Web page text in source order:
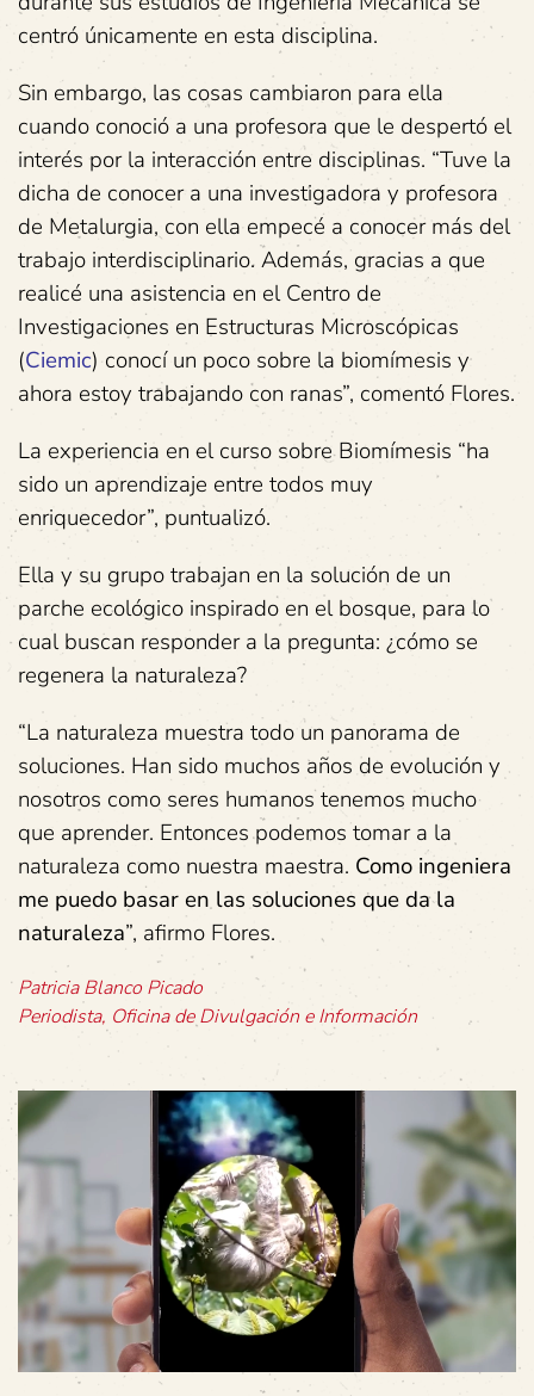
centró únicamente en esta disciplina.
Sin embargo, las cosas cambiaron para ella
cuando conoció a una profesora que le despertó el
interés por la interacción entre disciplinas. “Tuve la
dicha de conocer a una investigadora y profesora
de Metalurgia, con ella empecé a conocer más del
trabajo interdisciplinario. Además, gracias a que
realicé una asistencia en el Centro de
Investigaciones en Estructuras Microscópicas
(Ciemic) conocí un poco sobre la biomímesis y
ahora estoy trabajando con ranas”, comentó Flores.
La experiencia en el curso sobre Biomímesis “ha
sido un aprendizaje entre todos muy
enriquecedor”, puntualizó.
Ella y su grupo trabajan en la solución de un
parche ecológico inspirado en el bosque, para lo
cual buscan responder a la pregunta: ¿cómo se
regenera la naturaleza?
“La naturaleza muestra todo un panorama de
soluciones. Han sido muchos años de evolución y
nosotros como seres humanos tenemos mucho
que aprender. Entonces podemos tomar a la
naturaleza como nuestra maestra. Como ingeniera
me puedo basar en las soluciones que da la
naturaleza”, afirmo Flores.
Patricia Blanco Picado
Periodista, Oficina de Divulgación e Información